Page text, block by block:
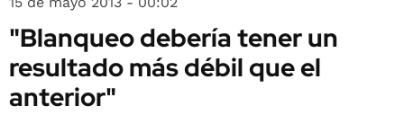
"Blanqueo debería tener un
resultado más débil que el
anterior"